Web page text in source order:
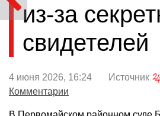
из-за
свидетелей
4 июня 2026, 16:24 Источник
Комментарии